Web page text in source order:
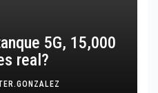
5G, 15,000
real?